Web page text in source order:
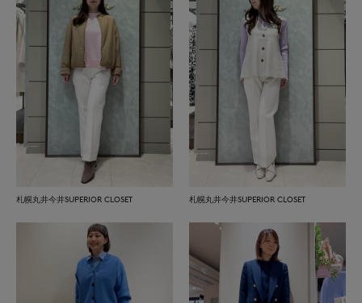
札幌丸井今井SUPERIOR CLOSET 札幌丸井今井SUPERIOR CLOSET